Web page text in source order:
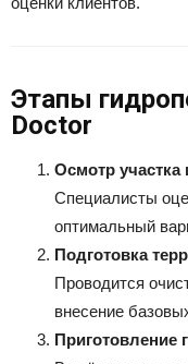
Этапы
Doctor
Осмотр участка
Специалисты
оптимальный
Подготовка
Проводится
внесение
Приготовление